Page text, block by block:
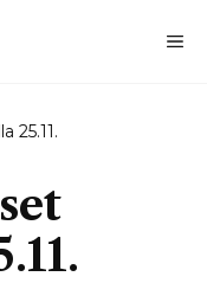
25.11.